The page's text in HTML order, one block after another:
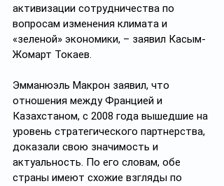
активизации сотрудничества по
вопросам изменения климата и
«зеленой» экономики, – заявил Касым-
Жомарт Токаев.
Эмманюэль Макрон заявил, что
отношения между Францией и
Казахстаном, с 2008 года вышедшие на
уровень стратегического партнерства,
доказали свою значимость и
актуальность. По его словам, обе
страны имеют схожие взгляды по